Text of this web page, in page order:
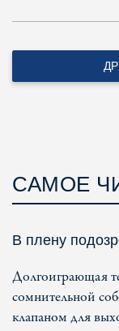
САМОЕ
В плену
Долгоиграющая
сомнительной
клапаном для